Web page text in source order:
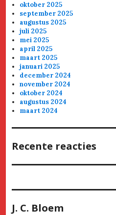
oktober 2025
september 2025
augustus 2025
juli 2025
mei 2025
april 2025
maart 2025
januari 2025
december 2024
november 2024
oktober 2024
augustus 2024
maart 2024
Recente reacties
J. C. Bloem